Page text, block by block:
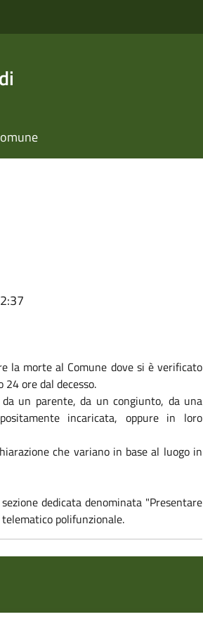
la morte al Comune dove si è verificato
ore dal decesso.
un parente, da un congiunto, da una
incaricata, oppure in loro
che variano in base al luogo in
dedicata denominata "Presentare
polifunzionale.